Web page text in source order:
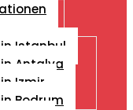
Istanbul
Antalya
Izmir
Bodrum